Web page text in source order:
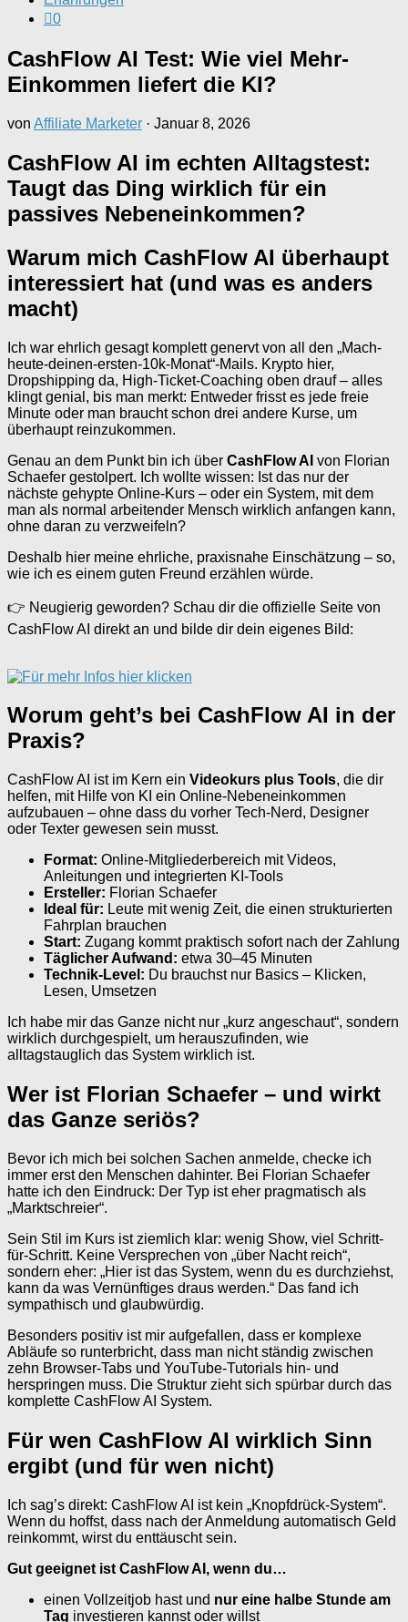
0
CashFlow AI Test: Wie viel Mehr-
Einkommen liefert die KI?
von Affiliate Marketer · Januar 8, 2026
CashFlow AI im echten Alltagstest:
Taugt das Ding wirklich für ein
passives Nebeneinkommen?
Warum mich CashFlow AI überhaupt
interessiert hat (und was es anders
macht)
Ich war ehrlich gesagt komplett genervt von all den „Mach-
heute-deinen-ersten-10k-Monat“-Mails. Krypto hier,
Dropshipping da, High-Ticket-Coaching oben drauf – alles
klingt genial, bis man merkt: Entweder frisst es jede freie
Minute oder man braucht schon drei andere Kurse, um
überhaupt reinzukommen.
Genau an dem Punkt bin ich über CashFlow AI von Florian
Schaefer gestolpert. Ich wollte wissen: Ist das nur der
nächste gehypte Online-Kurs – oder ein System, mit dem
man als normal arbeitender Mensch wirklich anfangen kann,
ohne daran zu verzweifeln?
Deshalb hier meine ehrliche, praxisnahe Einschätzung – so,
wie ich es einem guten Freund erzählen würde.
👉 Neugierig geworden? Schau dir die offizielle Seite von
CashFlow AI direkt an und bilde dir dein eigenes Bild:
Worum geht’s bei CashFlow AI in der
Praxis?
CashFlow AI ist im Kern ein Videokurs plus Tools, die dir
helfen, mit Hilfe von KI ein Online-Nebeneinkommen
aufzubauen – ohne dass du vorher Tech-Nerd, Designer
oder Texter gewesen sein musst.
Format: Online-Mitgliederbereich mit Videos,
Anleitungen und integrierten KI-Tools
Ersteller: Florian Schaefer
Ideal für: Leute mit wenig Zeit, die einen strukturierten
Fahrplan brauchen
Start: Zugang kommt praktisch sofort nach der Zahlung
Täglicher Aufwand: etwa 30–45 Minuten
Technik-Level: Du brauchst nur Basics – Klicken,
Lesen, Umsetzen
Ich habe mir das Ganze nicht nur „kurz angeschaut“, sondern
wirklich durchgespielt, um herauszufinden, wie
alltagstauglich das System wirklich ist.
Wer ist Florian Schaefer – und wirkt
das Ganze seriös?
Bevor ich mich bei solchen Sachen anmelde, checke ich
immer erst den Menschen dahinter. Bei Florian Schaefer
hatte ich den Eindruck: Der Typ ist eher pragmatisch als
„Marktschreier“.
Sein Stil im Kurs ist ziemlich klar: wenig Show, viel Schritt-
für-Schritt. Keine Versprechen von „über Nacht reich“,
sondern eher: „Hier ist das System, wenn du es durchziehst,
kann da was Vernünftiges draus werden.“ Das fand ich
sympathisch und glaubwürdig.
Besonders positiv ist mir aufgefallen, dass er komplexe
Abläufe so runterbricht, dass man nicht ständig zwischen
zehn Browser-Tabs und YouTube-Tutorials hin- und
herspringen muss. Die Struktur zieht sich spürbar durch das
komplette CashFlow AI System.
Für wen CashFlow AI wirklich Sinn
ergibt (und für wen nicht)
Ich sag’s direkt: CashFlow AI ist kein „Knopfdrück-System“.
Wenn du hoffst, dass nach der Anmeldung automatisch Geld
reinkommt, wirst du enttäuscht sein.
Gut geeignet ist CashFlow AI, wenn du…
einen Vollzeitjob hast und nur eine halbe Stunde am
Tag investieren kannst oder willst